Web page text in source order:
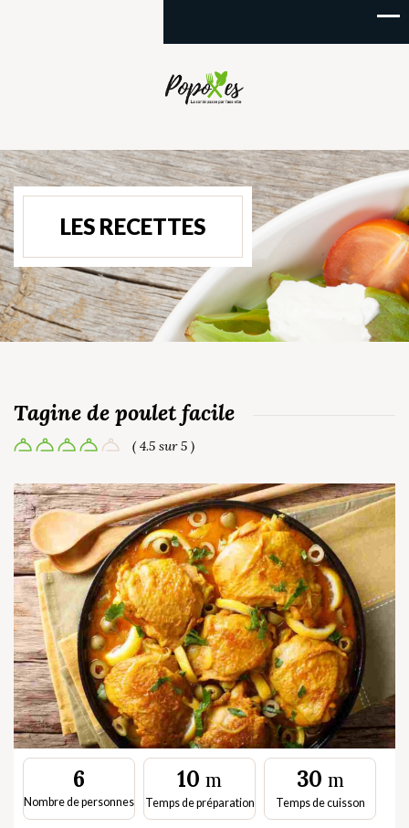
LES RECETTES
Tagine de poulet facile
( 4.5 sur 5 )
6
Nombre de personnes
10m
Temps de préparation
30 m
Temps de cuisson